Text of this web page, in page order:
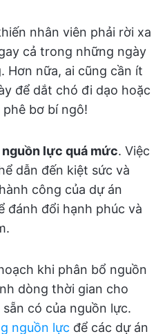
nhân viên phải rời xa
cả trong những ngày
Hơn nữa, ai cũng cần ít
để dắt chó đi dạo hoặc
bơ bí ngô!
lực quá mức. Việc
dẫn đến kiệt sức và
công của dự án
đánh đổi hạnh phúc và
khi phân bổ nguồn
dòng thời gian cho
có của nguồn lực.
nguồn lực để các dự án